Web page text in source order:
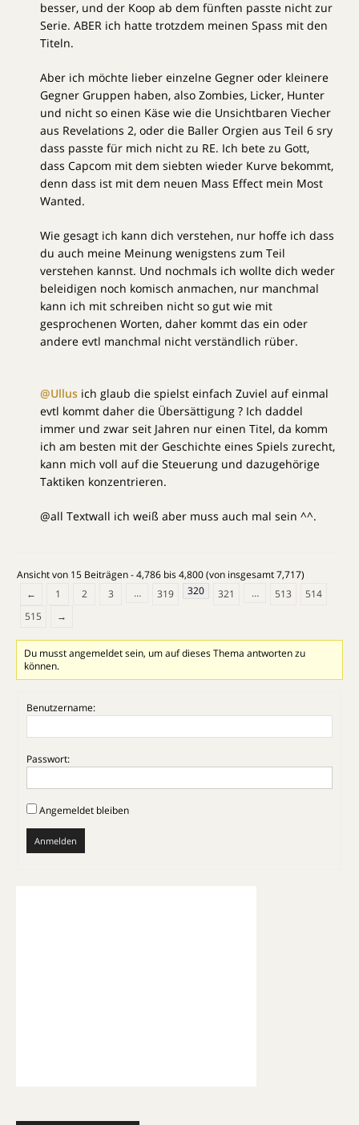
besser, und der Koop ab dem fünften passte nicht zur
Serie. ABER ich hatte trotzdem meinen Spass mit den
Titeln.
Aber ich möchte lieber einzelne Gegner oder kleinere
Gegner Gruppen haben, also Zombies, Licker, Hunter
und nicht so einen Käse wie die Unsichtbaren Viecher
aus Revelations 2, oder die Baller Orgien aus Teil 6 sry
dass passte für mich nicht zu RE. Ich bete zu Gott,
dass Capcom mit dem siebten wieder Kurve bekommt,
denn dass ist mit dem neuen Mass Effect mein Most
Wanted.
Wie gesagt ich kann dich verstehen, nur hoffe ich dass
du auch meine Meinung wenigstens zum Teil
verstehen kannst. Und nochmals ich wollte dich weder
beleidigen noch komisch anmachen, nur manchmal
kann ich mit schreiben nicht so gut wie mit
gesprochenen Worten, daher kommt das ein oder
andere evtl manchmal nicht verständlich rüber.
@Ullus ich glaub die spielst einfach Zuviel auf einmal
evtl kommt daher die Übersättigung ? Ich daddel
immer und zwar seit Jahren nur einen Titel, da komm
ich am besten mit der Geschichte eines Spiels zurecht,
kann mich voll auf die Steuerung und dazugehörige
Taktiken konzentrieren.
@all Textwall ich weiß aber muss auch mal sein ^^.
Ansicht von 15 Beiträgen - 4,786 bis 4,800 (von insgesamt 7,717)
←
1 2 3 … 319 320 321 … 513
514
515
→
Du musst angemeldet sein, um auf dieses Thema antworten zu
können.
Benutzername:
Passwort:
Angemeldet bleiben
Anmelden